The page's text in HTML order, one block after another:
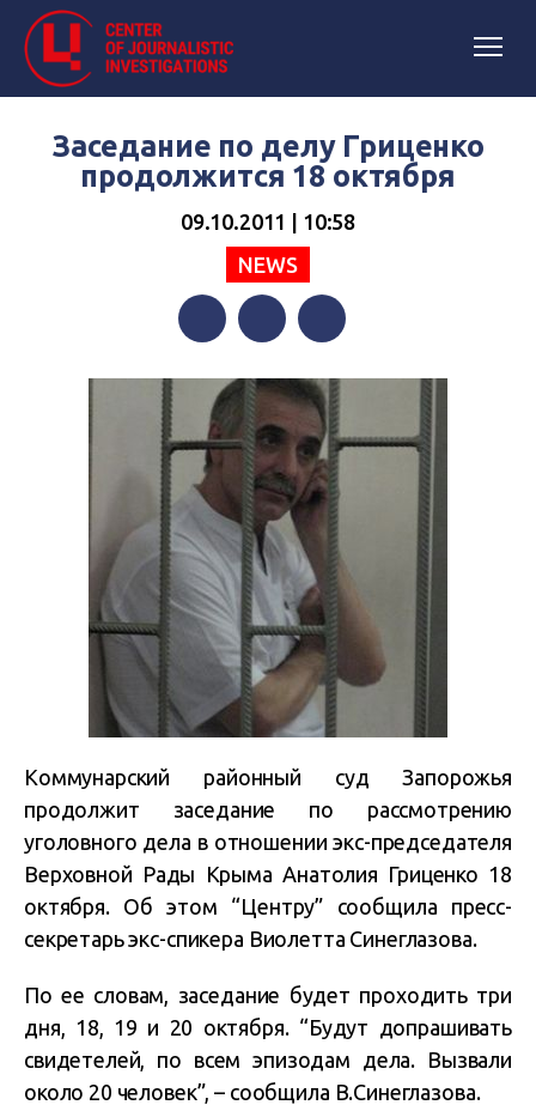
Заседание по делу Гриценко
продолжится 18 октября
09.10.2011 | 10:58
NEWS
Коммунарский районный суд Запорожья
продолжит заседание по рассмотрению
уголовного дела в отношении экс-председателя
Верховной Рады Крыма Анатолия Гриценко 18
октября. Об этом “Центру” сообщила пресс-
секретарь экс-спикера Виолетта Синеглазова.
По ее словам, заседание будет проходить три
дня, 18, 19 и 20 октября. “Будут допрашивать
свидетелей, по всем эпизодам дела. Вызвали
около 20 человек”, – сообщила В.Синеглазова.